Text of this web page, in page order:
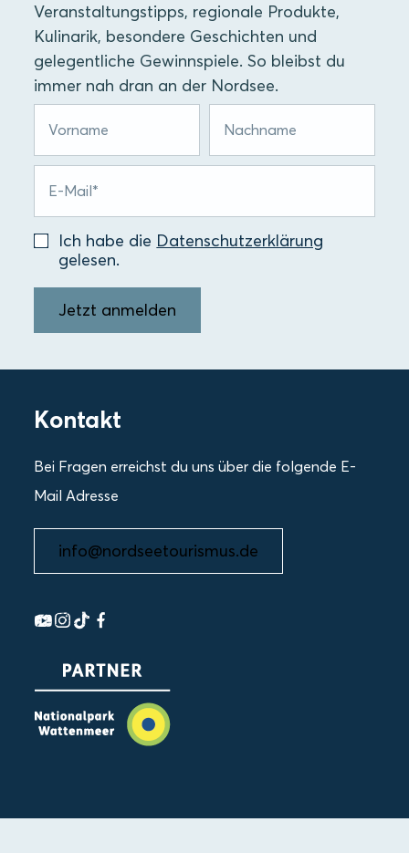
Veranstaltungstipps, regionale Produkte,
Kulinarik, besondere Geschichten und
gelegentliche Gewinnspiele. So bleibst du
immer nah dran an der Nordsee.
Ich habe die Datenschutzerklärung
gelesen.
Jetzt anmelden
Kontakt
Bei Fragen erreichst du uns über die folgende E-
Mail Adresse
info@nordseetourismus.de